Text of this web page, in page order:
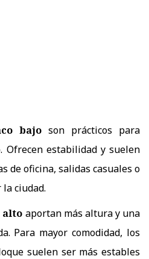
bajo son prácticos para
Ofrecen estabilidad y suelen
de oficina, salidas casuales o
ciudad.
alto aportan más altura y una
Para mayor comodidad, los
suelen ser más estables